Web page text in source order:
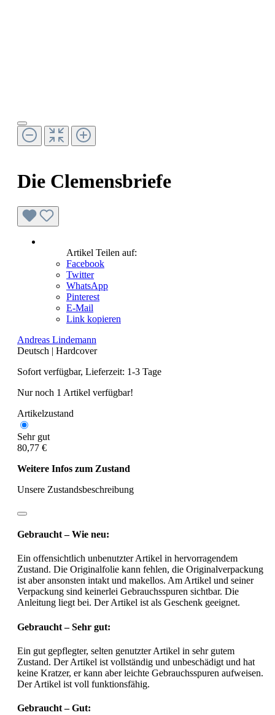
Die Clemensbriefe
Artikel Teilen auf:
Facebook
Twitter
WhatsApp
Pinterest
E-Mail
Link kopieren
Andreas Lindemann
Deutsch | Hardcover
Sofort verfügbar, Lieferzeit: 1-3 Tage
Nur noch 1 Artikel verfügbar!
Artikelzustand
Sehr gut
80,77 €
Weitere Infos zum Zustand
Unsere Zustandsbeschreibung
Gebraucht – Wie neu:
Ein offensichtlich unbenutzter Artikel in hervorragendem
Zustand. Die Originalfolie kann fehlen, die Originalverpackung
ist aber ansonsten intakt und makellos. Am Artikel und seiner
Verpackung sind keinerlei Gebrauchsspuren sichtbar. Die
Anleitung liegt bei. Der Artikel ist als Geschenk geeignet.
Gebraucht – Sehr gut:
Ein gut gepflegter, selten genutzter Artikel in sehr gutem
Zustand. Der Artikel ist vollständig und unbeschädigt und hat
keine Kratzer, er kann aber leichte Gebrauchsspuren aufweisen.
Der Artikel ist voll funktionsfähig.
Gebraucht – Gut: